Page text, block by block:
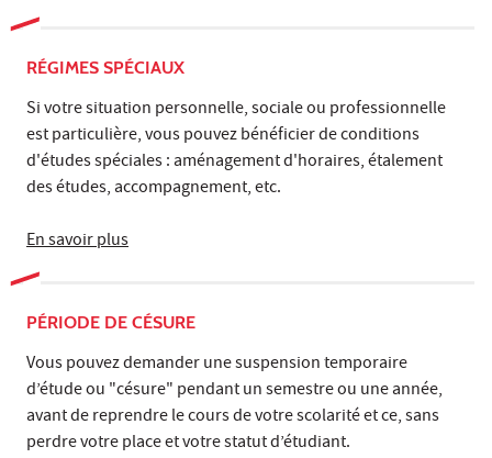
RÉGIMES SPÉCIAUX
Si votre situation personnelle, sociale ou professionnelle
est particulière, vous pouvez bénéficier de conditions
d'études spéciales : aménagement d'horaires, étalement
des études, accompagnement, etc.
En savoir plus
PÉRIODE DE CÉSURE
Vous pouvez demander une suspension temporaire
d’étude ou "césure" pendant un semestre ou une année,
avant de reprendre le cours de votre scolarité et ce, sans
perdre votre place et votre statut d’étudiant.